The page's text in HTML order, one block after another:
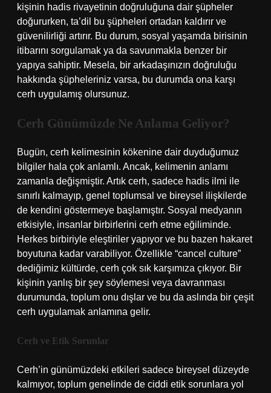
kişinin hadis rivayetinin doğruluğuna dair şüpheler
doğururken, ta’dil bu şüpheleri ortadan kaldırır ve
güvenilirliği artırır. Bu durum, sosyal yaşamda birisinin
itibarını sorgulamak ya da savunmakla benzer bir
yapıya sahiptir. Mesela, bir arkadaşınızın doğruluğu
hakkında şüpheleriniz varsa, bu durumda ona karşı
cerh uygulamış olursunuz.
Cerh Günümüzde Ne Anlama Geliyor?
Bugün, cerh kelimesinin kökenine dair duyduğumuz
bilgiler hala çok anlamlı. Ancak, kelimenin anlamı
zamanla değişmiştir. Artık cerh, sadece hadis ilmi ile
sınırlı kalmayıp, genel toplumsal ve bireysel ilişkilerde
de kendini göstermeye başlamıştır. Sosyal medyanın
etkisiyle, insanlar birbirlerini cerh etme eğiliminde.
Herkes birbiriyle eleştiriler yapıyor ve bu bazen hakaret
boyutuna kadar varabiliyor. Özellikle “cancel culture”
dediğimiz kültürde, cerh çok sık karşımıza çıkıyor. Bir
kişinin yanlış bir şey söylemesi veya davranması
durumunda, toplum onu dışlar ve bu da aslında bir çeşit
cerh uygulamak anlamına gelir.
Cerh ve Etik Sorunlar
Cerh’in günümüzdeki etkileri sadece bireysel düzeyde
kalmıyor, toplum genelinde de ciddi etik sorunlara yol